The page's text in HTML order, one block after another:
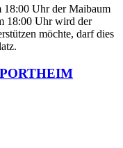
18:00 Uhr der Maibaum
18:00 Uhr wird der
möchte, darf dies